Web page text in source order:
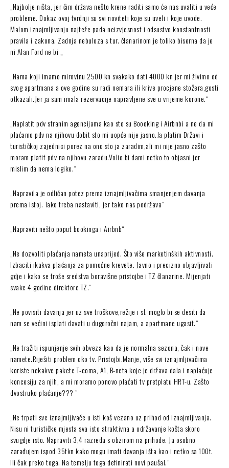
„Najbolje ništa, jer čim država nešto krene raditi samo će nas uvaliti u veće
probleme. Dokaz ovoj tvrdnji su svi noviteti koje su uveli i koje uvode.
Malom iznajmljivanju najteže pada neizvjesnost i odsustvo konstantnosti
pravila i zakona. Zadnja nebuloza s tur. članarinom je toliko biserna da je
ni Alan Ford ne bi „
„Nama koji imamo mirovinu 2500 kn svakako dati 4000 kn jer mi živimo od
svog apartmana a ove godine su radi nemara ili krive procjene stožera,gosti
otkazali.Jer ja sam imala rezervacije napravljene sve u vrijeme korone.“
„Naplatit pdv stranim agencijama kao sto su Boooking i Airbnbi a ne da mi
plaćamo pdv na njihovu dobit sto mi uopće nije jasno.Ja platim Državi i
turističkoj zajednici porez na ono sto ja zaradim,ali mi nije jasno zašto
moram platit pdv na njihovu zaradu.Volio bi dami netko to objasni jer
mislim da nema logike.“
„Napravila je odličan potez prema iznajmljivačima smanjenjem davanja
prema istoj. Tako treba nastaviti, jer tako nas podržava“
„Napraviti nešto poput bookinga i Airbnb“
„Ne dozvoliti plaćanja nameta unaprijed. Što više marketinških aktivnosti.
Izbaciti ikakva plaćanja za pomoćne krevete. Javno i precizno objavljivati
gdje i kako se troše sredstva boravišne pristojbe i TZ članarine. Mijenjati
svake 4 godine direktore TZ.“
„Ne povisiti davanja jer uz sve troškove,režije i sl. moglo bi se desiti da
nam se većini isplati davati u dugoročni najam, a apartmane ugasit.“
„Ne tražiti ispunjenje svih obveza kao da je normalna sezona, čak i nove
namete.Riješiti problem oko tv. Pristojbi.Manje, više svi iznajmljivačima
koriste nekakve pakete T-coma, A1, B-neta koje je država dala i naplaćuje
koncesiju za njih, a mi moramo ponovo plaćati tv pretplatu HRT-u. Zašto
dvostruko plaćanje??? ”
„Ne trpati sve iznajmljivače u isti koš vezano uz prihod od iznajmljivanja.
Nisu ni turističke mjesta sva isto atraktivna a održavanje košta skoro
svugdje isto. Napraviti 3,4 razreda s obzirom na prihode. Ja osobno
zarađujem ispod 35tkn kako mogu imati davanja išta kao i netko sa 100t.
Ili čak preko toga. Na temelju toga definirati novi paušal.“